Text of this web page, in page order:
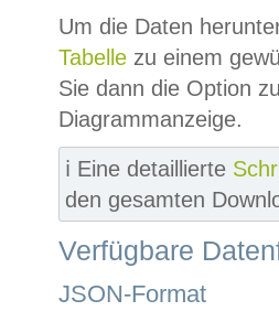
Um die Daten
Tabelle zu einem
Sie dann die Option
Diagrammanzeige.
ℹ️ Eine detaillierte
den gesamten
Verfügbare
JSON-Format